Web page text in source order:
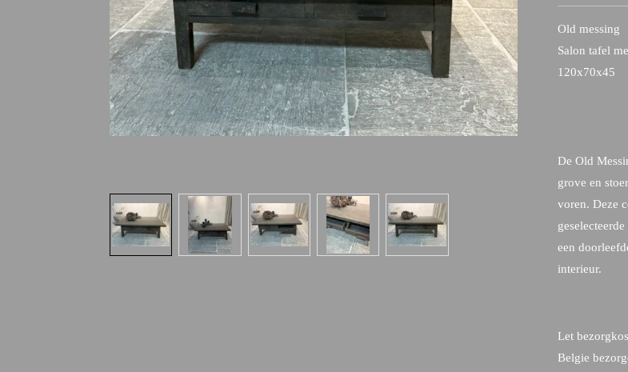
Old messing
Salon tafel
120x70x45
De Old
grove en
voren. Deze
een
interieur.
Let
Belgie